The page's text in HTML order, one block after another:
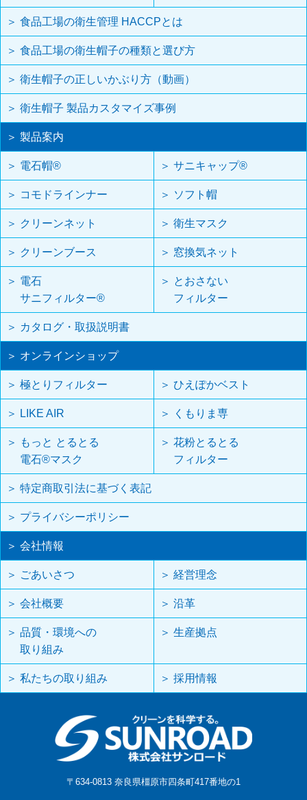
＞ 食品工場の衛生管理 HACCPとは
＞ 食品工場の衛生帽子の種類と選び方
＞ 衛生帽子の正しいかぶり方（動画）
＞ 衛生帽子 製品カスタマイズ事例
＞ 製品案内
＞ 電石帽® ＞ サニキャップ®
＞ コモドラインナー ＞ ソフト帽
＞ クリーンネット ＞ 衛生マスク
＞ クリーンブース ＞ 窓換気ネット
＞ 電石
サニフィルター®
＞ とおさない
フィルター
＞ カタログ・取扱説明書
＞ オンラインショップ
＞ 極とりフィルター ＞ ひえぽかベスト
＞ LIKE AIR ＞ くもりま専
＞ もっと とるとる
電石®マスク
＞ 花粉とるとる
フィルター
＞ 特定商取引法に基づく表記
＞ プライバシーポリシー
＞ 会社情報
＞ ごあいさつ ＞ 経営理念
＞ 会社概要 ＞ 沿革
＞ 品質・環境への
取り組み
＞ 生産拠点
＞ 私たちの取り組み ＞ 採用情報
〒634-0813 奈良県橿原市四条町417番地の1